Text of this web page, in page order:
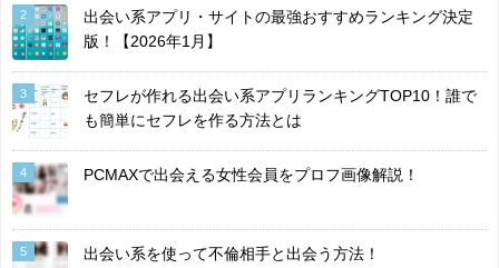
2
出会い系アプリ・サイトの最強おすすめランキング決定
版！【2026年1月】
3
セフレが作れる出会い系アプリランキングTOP10！誰で
も簡単にセフレを作る方法とは
4 PCMAXで出会える女性会員をプロフ画像解説！
5 出会い系を使って不倫相手と出会う方法！